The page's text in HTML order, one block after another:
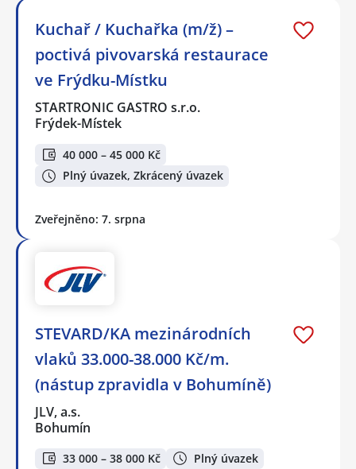
Kuchař / Kuchařka (m/ž) –
poctivá pivovarská restaurace
ve Frýdku-Místku
STARTRONIC GASTRO s.r.o.
Frýdek-Místek
40 000 – 45 000 Kč
Plný úvazek, Zkrácený úvazek
Zveřejněno: 7. srpna
STEVARD/KA mezinárodních
vlaků 33.000-38.000 Kč/m.
(nástup zpravidla v Bohumíně)
JLV, a.s.
Bohumín
33 000 – 38 000 Kč
Plný úvazek